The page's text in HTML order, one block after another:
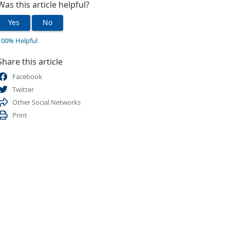
this article helpful?
Yes No
Helpful
this article
Facebook
Twitter
Other Social Networks
Print